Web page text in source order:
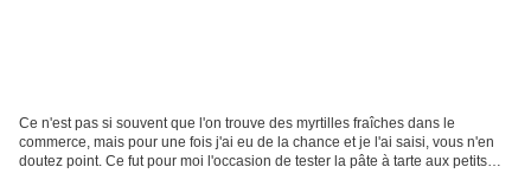
Ce n'est pas si souvent que l'on trouve des myrtilles fraîches dans le
commerce, mais pour une fois j'ai eu de la chance et je l'ai saisi, vous n'en
doutez point. Ce fut pour moi l'occasion de tester la pâte à tarte aux petits